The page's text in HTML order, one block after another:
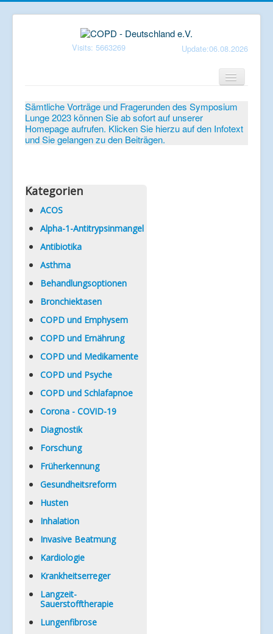
Visits: 5663269 Update:06.08.2026
Verein
Patientenbroschüren
Mediathek
Aktuelles
Veranstaltungen
Informationen
Sämtliche Vorträge und Fragerunden des Symposium
Lunge 2023 können Sie ab sofort auf unserer
Homepage aufrufen. Klicken Sie hierzu auf den Infotext
und Sie gelangen zu den Beiträgen.
Kategorien
ACOS
Alpha-1-Antitrypsinmangel
Antibiotika
Asthma
Behandlungsoptionen
Bronchiektasen
COPD und Emphysem
COPD und Ernährung
COPD und Medikamente
COPD und Psyche
COPD und Schlafapnoe
Corona - COVID-19
Diagnostik
Forschung
Früherkennung
Gesundheitsreform
Husten
Inhalation
Invasive Beatmung
Kardiologie
Krankheitserreger
Langzeit-
Sauerstofftherapie
Lungenfibrose